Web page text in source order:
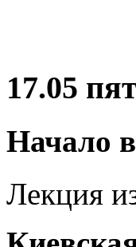
17.05
Начало
Лекция